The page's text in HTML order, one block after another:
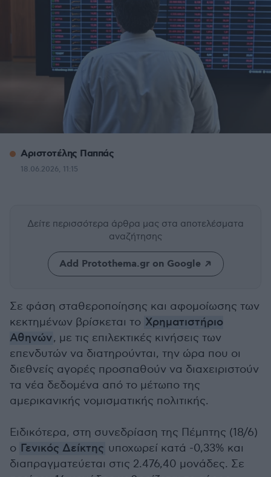
Αριστοτέλης Παππάς
18.06.2026, 11:15
Δείτε περισσότερα άρθρα μας στα αποτελέσματα
αναζήτησης
Add Protothema.gr on Google
Σε φάση σταθεροποίησης και αφομοίωσης των
κεκτημένων βρίσκεται το Χρηματιστήριο
Αθηνών, με τις επιλεκτικές κινήσεις των
επενδυτών να διατηρούνται, την ώρα που οι
διεθνείς αγορές προσπαθούν να διαχειριστούν
τα νέα δεδομένα από το μέτωπο της
αμερικανικής νομισματικής πολιτικής.
Ειδικότερα, στη συνεδρίαση της Πέμπτης (18/6)
ο Γενικός Δείκτης υποχωρεί κατά -0,33% και
διαπραγματεύεται στις 2.476,40 μονάδες. Σε